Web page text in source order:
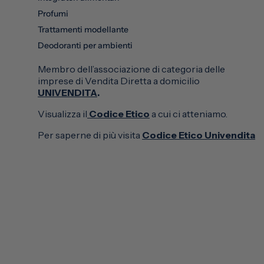
Profumi
Trattamenti modellante
Deodoranti per ambienti
Membro dell’associazione di categoria delle
imprese di Vendita Diretta a domicilio
UNIVENDITA.
Visualizza il Codice Etico a cui ci atteniamo.
Per saperne di più visita Codice Etico Univendita